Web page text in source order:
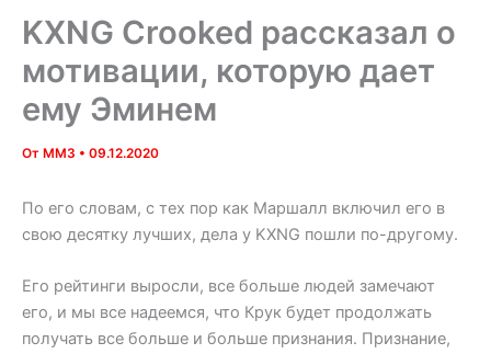
KXNG Crooked рассказал о
мотивации, которую дает
ему Эминем
От MM3 • 09.12.2020
По его словам, с тех пор как Маршалл включил его в
свою десятку лучших, дела у KXNG пошли по-другому.
Его рейтинги выросли, все больше людей замечают
его, и мы все надеемся, что Крук будет продолжать
получать все больше и больше признания. Признание,